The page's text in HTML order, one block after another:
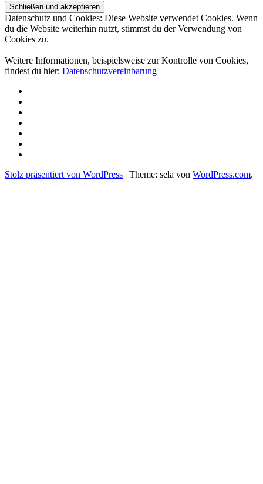
Datenschutz und Cookies: Diese Website verwendet Cookies. Wenn
du die Website weiterhin nutzt, stimmst du der Verwendung von
Cookies zu.
Weitere Informationen, beispielsweise zur Kontrolle von Cookies,
findest du hier: Datenschutzvereinbarung
Stolz präsentiert von WordPress | Theme: sela von WordPress.com.